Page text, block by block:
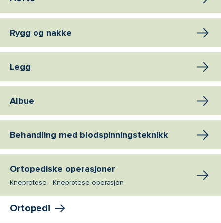
Rygg og nakke
Legg
Albue
Behandling med blodspinningsteknikk
Ortopediske operasjoner
Kneprotese - Kneprotese-operasjon
Ortopedi